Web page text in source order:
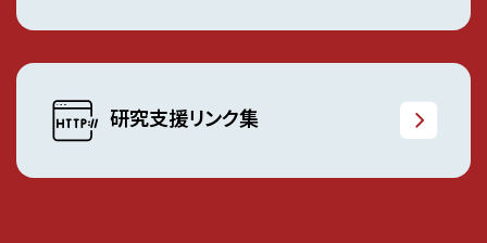
研究支援リンク集